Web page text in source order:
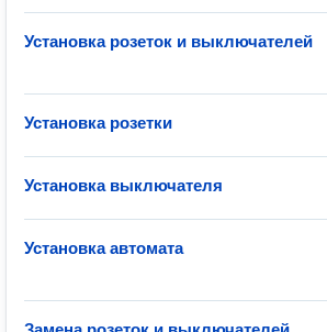
Установка розеток и выключателей
Установка розетки
Установка выключателя
Установка автомата